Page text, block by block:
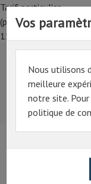
Tarif particulier,
(professionnel,
15%)
07 69 94
Vos
Nous utilisons
meilleure
notre site.
politique de